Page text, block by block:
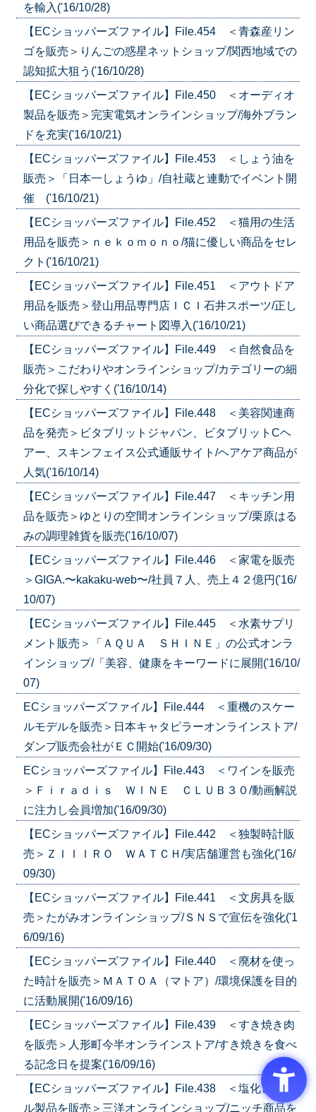
を輸入('16/10/28)
【ECショッパーズファイル】File.454 ＜青森産リン
ゴを販売＞りんごの惑星ネットショップ/関西地域での
認知拡大狙う('16/10/28)
【ECショッパーズファイル】File.450 ＜オーディオ
製品を販売＞完実電気オンラインショップ/海外ブラン
ドを充実('16/10/21)
【ECショッパーズファイル】File.453 ＜しょう油を
販売＞「日本一しょうゆ」/自社蔵と連動でイベント開
催 ('16/10/21)
【ECショッパーズファイル】File.452 ＜猫用の生活
用品を販売＞ｎｅｋｏｍｏｎｏ/猫に優しい商品をセレ
クト('16/10/21)
【ECショッパーズファイル】File.451 ＜アウトドア
用品を販売＞登山用品専門店ＩＣＩ石井スポーツ/正し
い商品選びできるチャート図導入('16/10/21)
【ECショッパーズファイル】File.449 ＜自然食品を
販売＞こだわりやオンラインショップ/カテゴリーの細
分化で探しやすく('16/10/14)
【ECショッパーズファイル】File.448 ＜美容関連商
品を発売＞ビタブリットジャパン、ビタブリットCヘ
アー、スキンフェイス公式通販サイト/ヘアケア商品が
人気('16/10/14)
【ECショッパーズファイル】File.447 ＜キッチン用
品を販売＞ゆとりの空間オンラインショップ/栗原はる
みの調理雑貨を販売('16/10/07)
【ECショッパーズファイル】File.446 ＜家電を販売
＞GIGA.〜kakaku-web〜/社員７人、売上４２億円('16/
10/07)
【ECショッパーズファイル】File.445 ＜水素サプリ
メント販売＞「ＡＱＵＡ ＳＨＩＮＥ」の公式オンラ
インショップ/「美容、健康をキーワードに展開('16/10/
07)
ECショッパーズファイル】File.444 ＜重機のスケー
ルモデルを販売＞日本キャタピラーオンラインストア/
ダンプ販売会社がＥＣ開始('16/09/30)
ECショッパーズファイル】File.443 ＜ワインを販売
＞Ｆｉｒａｄｉｓ ＷＩＮＥ ＣＬＵＢ３０/動画解説
に注力し会員増加('16/09/30)
【ECショッパーズファイル】File.442 ＜独製時計販
売＞ＺＩＩＩＲＯ ＷＡＴＣＨ/実店舗運営も強化('16/
09/30)
【ECショッパーズファイル】File.441 ＜文房具を販
売＞たがみオンラインショップ/ＳＮＳで宣伝を強化('1
6/09/16)
【ECショッパーズファイル】File.440 ＜廃材を使っ
た時計を販売＞ＭＡＴＯＡ（マトア）/環境保護を目的
に活動展開('16/09/16)
【ECショッパーズファイル】File.439 ＜すき焼き肉
を販売＞人形町今半オンラインストア/すき焼きを食べ
る記念日を提案('16/09/16)
【ECショッパーズファイル】File.438 ＜塩化ビニー
ル製品を販売＞三洋オンラインショップ/ニッチ商品を